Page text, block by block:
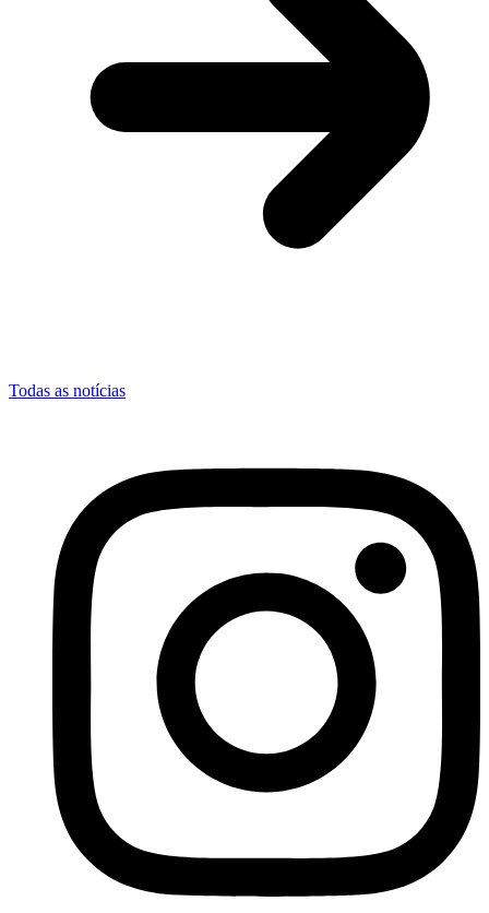
Todas as notícias